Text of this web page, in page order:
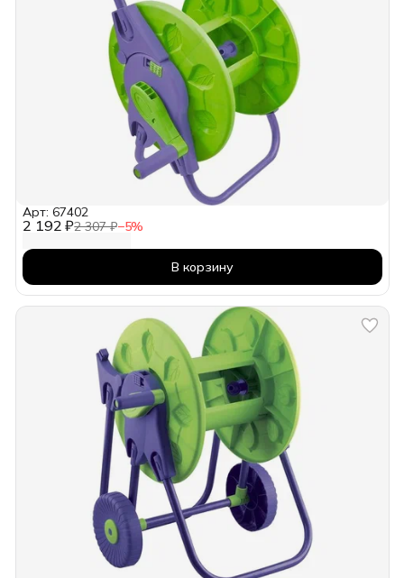
2 192 ₽2 307 ₽−5%
Арт: 67402
В корзину